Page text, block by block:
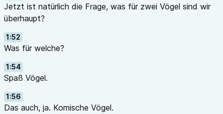
Jetzt ist natürlich die Frage, was für zwei Vögel sind wir
überhaupt?
1:52
Was für welche?
1:54
Spaß Vögel.
1:56
Das auch, ja. Komische Vögel.